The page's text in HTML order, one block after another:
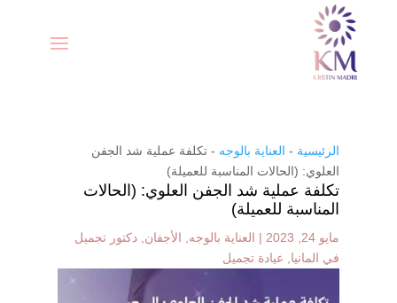
الرئيسية - العناية بالوجه - تكلفة عملية شد الجفن
العلوي: (الحالات المناسبة للعميلة)
تكلفة عملية شد الجفن العلوي: (الحالات
المناسبة للعميلة)
مايو 24, 2023 | العناية بالوجه الأجفان دكتور تجميل
في المانيا
عيادة تجميل